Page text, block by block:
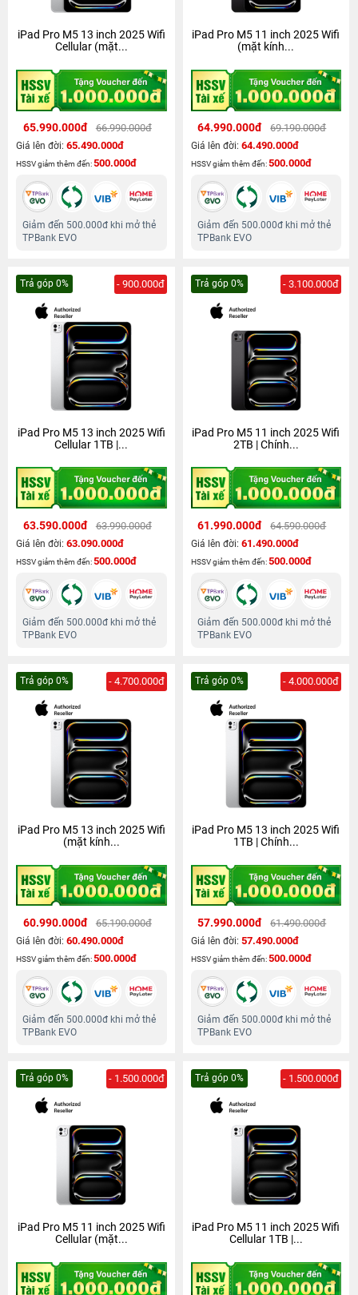
iPad Pro M5 13 inch 2025 Wifi
Cellular (mặt...
65.990.000đ 66.990.000đ
Giá lên đời: 65.490.000đ
HSSV giảm thêm đến:500.000đ
Giảm đến 500.000đ khi mở thẻ
TPBank EVO
iPad Pro M5 11 inch 2025 Wifi
(mặt kính...
64.990.000đ 69.190.000đ
Giá lên đời: 64.490.000đ
HSSV giảm thêm đến:500.000đ
Giảm đến 500.000đ khi mở thẻ
TPBank EVO
Trả góp 0% - 900.000đ
iPad Pro M5 13 inch 2025 Wifi
Cellular 1TB |...
63.590.000đ 63.990.000đ
Giá lên đời: 63.090.000đ
HSSV giảm thêm đến:500.000đ
Giảm đến 500.000đ khi mở thẻ
TPBank EVO
Trả góp 0% - 3.100.000đ
iPad Pro M5 11 inch 2025 Wifi
2TB | Chính...
61.990.000đ 64.590.000đ
Giá lên đời: 61.490.000đ
HSSV giảm thêm đến:500.000đ
Giảm đến 500.000đ khi mở thẻ
TPBank EVO
Trả góp 0% - 4.700.000đ
iPad Pro M5 13 inch 2025 Wifi
(mặt kính...
60.990.000đ 65.190.000đ
Giá lên đời: 60.490.000đ
HSSV giảm thêm đến:500.000đ
Giảm đến 500.000đ khi mở thẻ
TPBank EVO
Trả góp 0% - 4.000.000đ
iPad Pro M5 13 inch 2025 Wifi
1TB | Chính...
57.990.000đ 61.490.000đ
Giá lên đời: 57.490.000đ
HSSV giảm thêm đến:500.000đ
Giảm đến 500.000đ khi mở thẻ
TPBank EVO
Trả góp 0% - 1.500.000đ
iPad Pro M5 11 inch 2025 Wifi
Cellular (mặt...
Trả góp 0% - 1.500.000đ
iPad Pro M5 11 inch 2025 Wifi
Cellular 1TB |...